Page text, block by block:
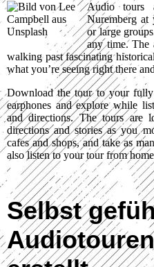
Audio tours
Nuremberg at
or large
any time.
walking past fascinating
what you’re seeing right there
Download the tour to your fully
earphones and explore while
and directions. The tours are
directions and stories as you
cafes and shops, and take as
also listen to your tour from
Selbst